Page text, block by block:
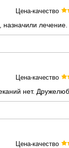
Цена-качество
назначили
Цена-качество
нет.
Цена-качество